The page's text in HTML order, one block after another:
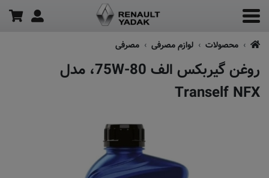
محصولات لوازم مصرفی مصرفی
روغن گیربکس الف 75W-80، مدل
Tranself NFX